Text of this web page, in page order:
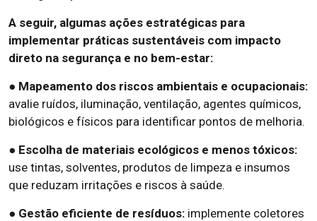
A seguir, algumas ações estratégicas para
implementar práticas sustentáveis com impacto
direto na segurança e no bem-estar:
● Mapeamento dos riscos ambientais e ocupacionais:
avalie ruídos, iluminação, ventilação, agentes químicos,
biológicos e físicos para identificar pontos de melhoria.
● Escolha de materiais ecológicos e menos tóxicos:
use tintas, solventes, produtos de limpeza e insumos
que reduzam irritações e riscos à saúde.
● Gestão eficiente de resíduos: implemente coletores